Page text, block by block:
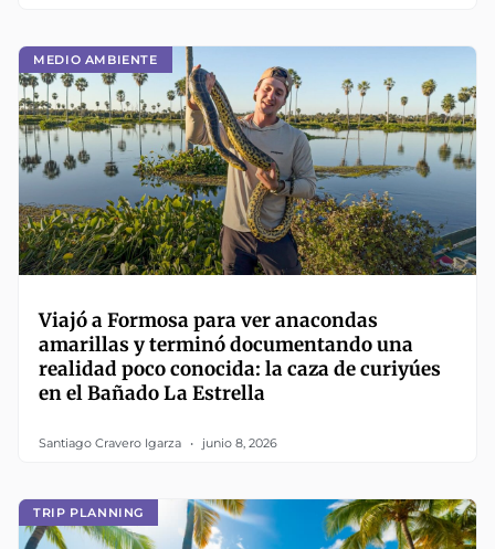
MEDIO AMBIENTE
Viajó a Formosa para ver anacondas
amarillas y terminó documentando una
realidad poco conocida: la caza de curiyúes
en el Bañado La Estrella
Santiago Cravero Igarza junio 8, 2026
TRIP PLANNING